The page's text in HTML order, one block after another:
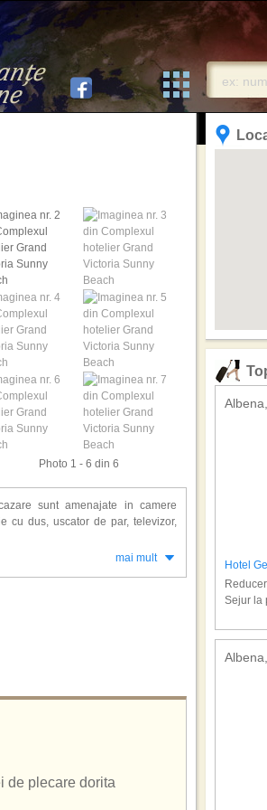
Photo 1 - 6 din 6
sunt amenajate in camere
cu dus, uscator de par, televizor,
mai mult
de plecare dorita
Hotel
Sejur la